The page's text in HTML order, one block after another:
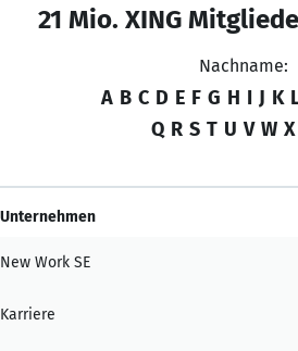
21 Mio. XING
Nachname:
A B C D E F G H I J K
Q R S T U V W X
Unternehmen
New Work SE
Karriere